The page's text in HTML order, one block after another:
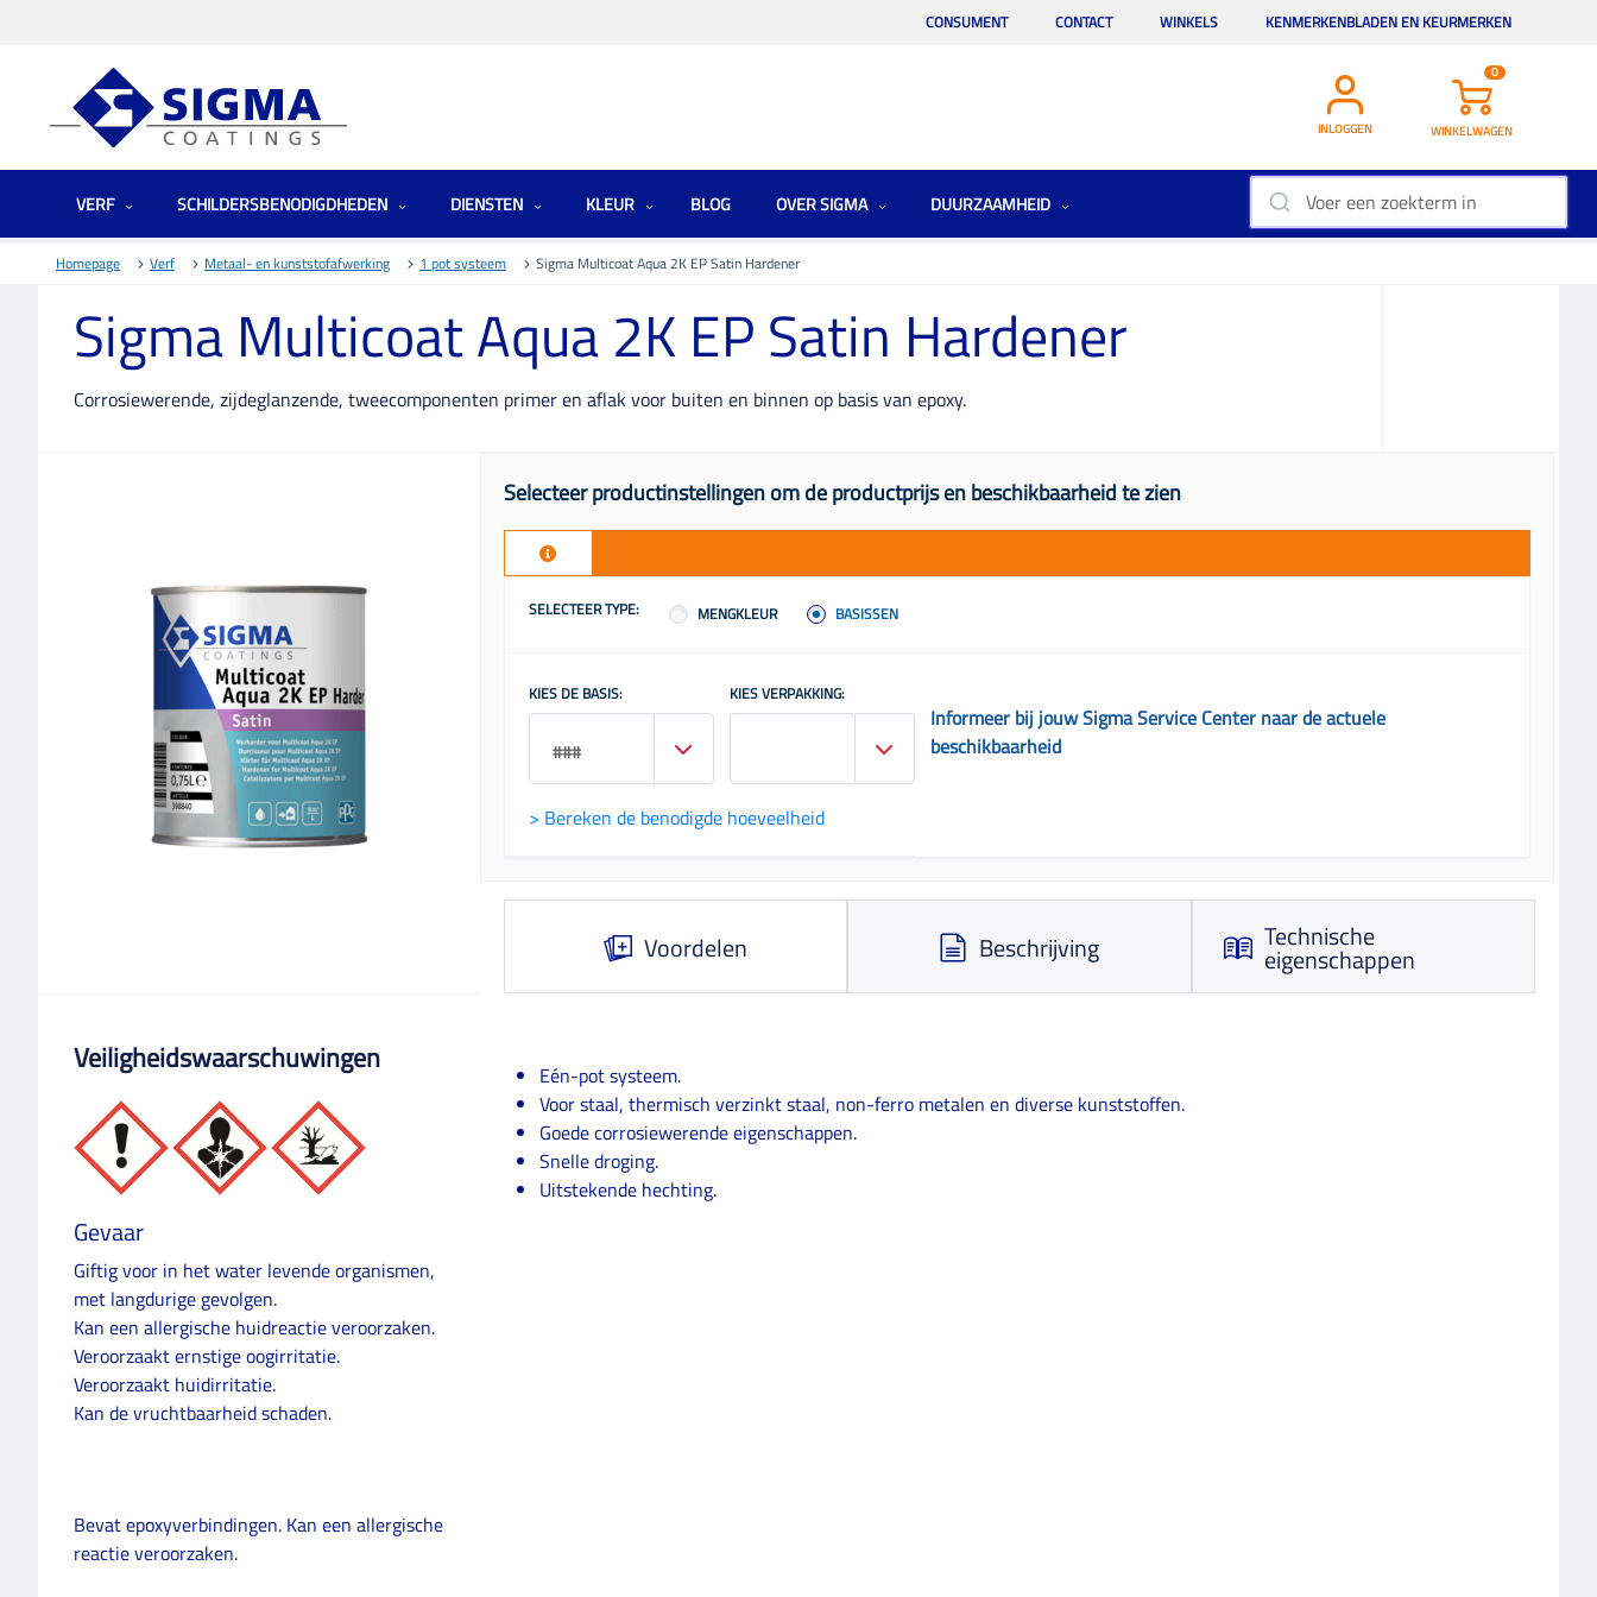
CONSUMENT CONTACT WINKELS KENMERKENBLADEN EN KEURMERKEN
INLOGGEN
0
WINKELWAGEN
VERF SCHILDERSBENODIGDHEDEN DIENSTEN KLEUR BLOG OVER SIGMA DUURZAAMHEID
Homepage Verf Metaal- en kunststofafwerking 1 pot systeem Sigma Multicoat Aqua 2K EP Satin Hardener
Sigma Multicoat Aqua 2K EP Satin Hardener
Corrosiewerende, zijdeglanzende, tweecomponenten primer en aflak voor buiten en binnen op basis van epoxy.
Veiligheidswaarschuwingen
Gevaar
Giftig voor in het water levende organismen,
met langdurige gevolgen.
Kan een allergische huidreactie veroorzaken.
Veroorzaakt ernstige oogirritatie.
Veroorzaakt huidirritatie.
Kan de vruchtbaarheid schaden.
Bevat epoxyverbindingen. Kan een allergische
reactie veroorzaken.
Selecteer productinstellingen om de productprijs en beschikbaarheid te zien
SELECTEER TYPE: MENGKLEUR BASISSEN
KIES DE BASIS:
###
KIES VERPAKKING:
> Bereken de benodigde hoeveelheid
Informeer bij jouw Sigma Service Center naar de actuele
beschikbaarheid
Voordelen Beschrijving Technische
eigenschappen
Eén-pot systeem.
Voor staal, thermisch verzinkt staal, non-ferro metalen en diverse kunststoffen.
Goede corrosiewerende eigenschappen.
Snelle droging.
Uitstekende hechting.